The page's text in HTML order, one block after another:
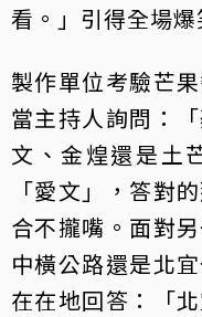
看。」引得全場爆
製作單位考驗芒
當主持人詢問：
文、金煌還是土
「愛文」，答對
合不攏嘴。面對
中橫公路還是北
在在地回答：「